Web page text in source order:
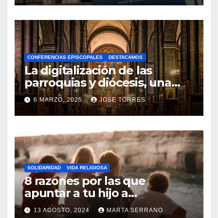
N
O
H
A
Y
C
O
M
N
T
A
R
I
O
CONFERENCIAS EPISCOPALES DESTACAMOS
La digitalización de las
parroquias y diócesis, una
realidad ya para el futuro de
la Iglesia
6 MARZO, 2025 JOSE TORRES
N
O
H
A
Y
SOLIDARIDAD VIDA RELIGIOSA
8 razones por las que
apuntar a tu hijo a
Catequesis
13 AGOSTO, 2024 MARTA SERRANO